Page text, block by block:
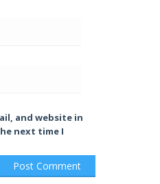
and website in
next time I